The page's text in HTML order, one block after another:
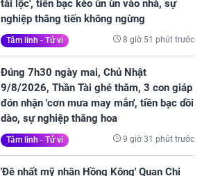
tài lộc', tiền bạc kéo ùn ùn vào nhà, sự
nghiệp thăng tiến không ngừng
Tâm linh - Tử vi 8 giờ 51 phút trước
Đúng 7h30 ngày mai, Chủ Nhật
9/8/2026, Thần Tài ghé thăm, 3 con giáp
đón nhận 'cơn mưa may mắn', tiền bạc dồi
dào, sự nghiệp thăng hoa
Tâm linh - Tử vi 9 giờ 31 phút trước
'Đệ nhất mỹ nhân Hồng Kông' Quan Chi